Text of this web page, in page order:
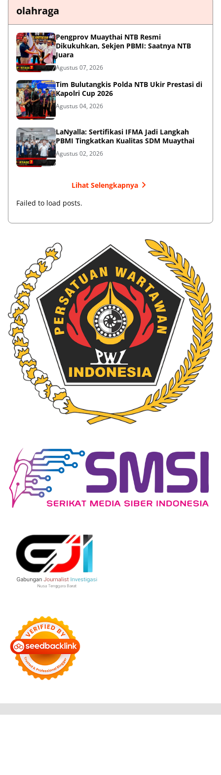
olahraga
Pengprov Muaythai NTB Resmi
Dikukuhkan, Sekjen PBMI: Saatnya NTB
Juara
Agustus 07, 2026
Tim Bulutangkis Polda NTB Ukir Prestasi di
Kapolri Cup 2026
Agustus 04, 2026
LaNyalla: Sertifikasi IFMA Jadi Langkah
PBMI Tingkatkan Kualitas SDM Muaythai
Agustus 02, 2026
Lihat Selengkapnya
Failed to load posts.